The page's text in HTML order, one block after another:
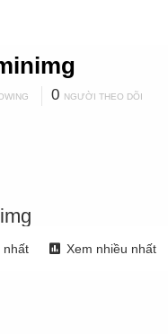
0 NGƯỜI THEO DÕI
nhất Xem nhiều nhất